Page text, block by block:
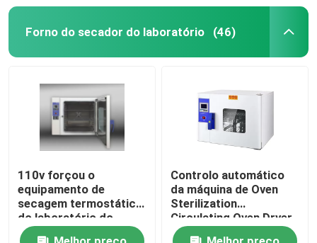
Casa
Produtos
Quem Somos
Forno do secador do laboratório (46)
110v forçou o
equipamento de
secagem termostático
do laboratório do
forno de secagem
Controlo automático
da máquina de Oven
Sterilization
Circulating Oven Dryer
do ar quente de DHG